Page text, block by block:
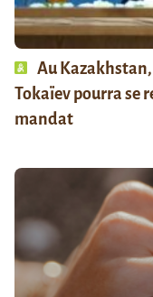
Au
Tokaïev pourra se
mandat